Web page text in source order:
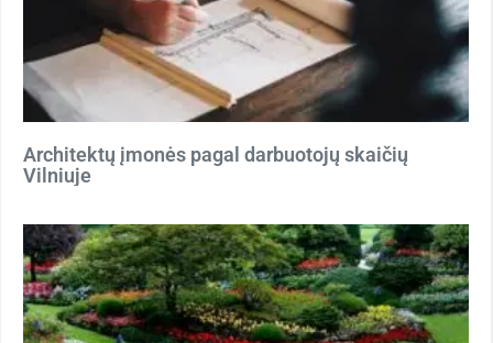
Architektų įmonės pagal darbuotojų skaičių
Vilniuje